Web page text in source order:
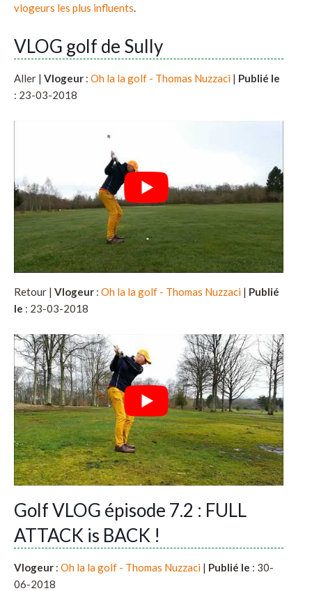
vlogeurs les plus influents.
VLOG golf de Sully
Aller | Vlogeur : Oh la la golf - Thomas Nuzzaci | Publié le
: 23-03-2018
Retour | Vlogeur : Oh la la golf - Thomas Nuzzaci | Publié
le : 23-03-2018
Golf VLOG épisode 7.2 : FULL
ATTACK is BACK !
Vlogeur : Oh la la golf - Thomas Nuzzaci | Publié le : 30-
06-2018